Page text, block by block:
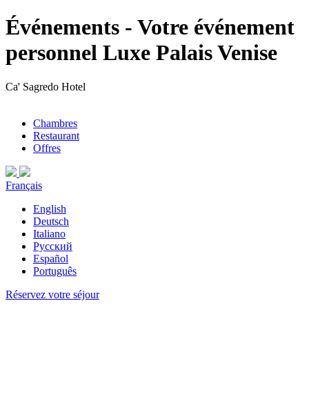
Événements - Votre événement
personnel Luxe Palais Venise
Ca' Sagredo Hotel
Chambres
Restaurant
Offres
Français
English
Deutsch
Italiano
Русский
Español
Português
Réservez votre séjour